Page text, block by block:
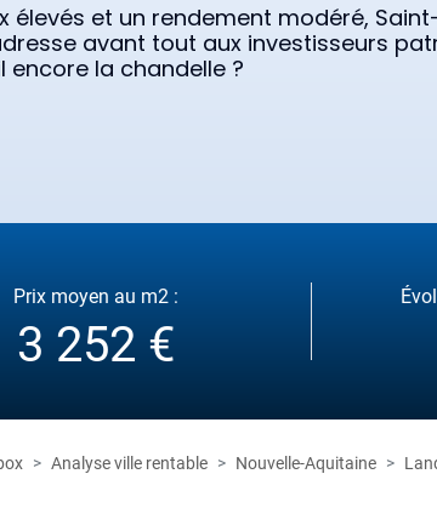
élevés et un rendement modéré,
avant tout aux investisseurs
encore la chandelle ?
Prix moyen au m2 :
3 252 €
Analyse ville rentable Nouvelle-Aquitaine